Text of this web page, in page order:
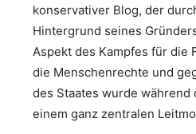
konservativer Blog, der
Hintergrund seines
Aspekt des Kampfes für die
die Menschenrechte und
des Staates wurde während
einem ganz zentralen